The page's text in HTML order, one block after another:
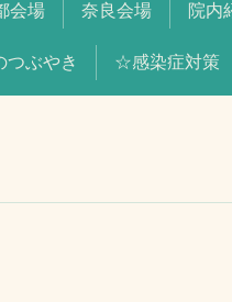
会場 奈良会場 院内
つぶやき ☆感染症対策